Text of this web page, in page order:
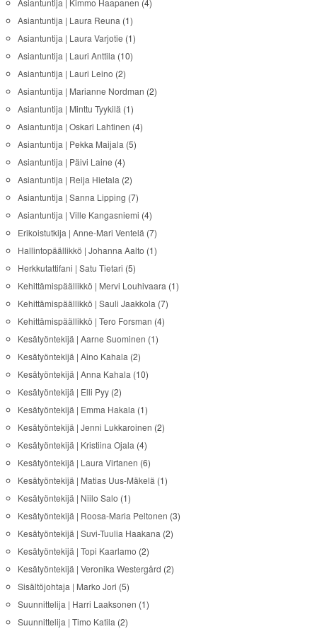
Asiantuntija | Kimmo Haapanen (4)
Asiantuntija | Laura Reuna (1)
Asiantuntija | Laura Varjotie (1)
Asiantuntija | Lauri Anttila (10)
Asiantuntija | Lauri Leino (2)
Asiantuntija | Marianne Nordman (2)
Asiantuntija | Minttu Tyykilä (1)
Asiantuntija | Oskari Lahtinen (4)
Asiantuntija | Pekka Maijala (5)
Asiantuntija | Päivi Laine (4)
Asiantuntija | Reija Hietala (2)
Asiantuntija | Sanna Lipping (7)
Asiantuntija | Ville Kangasniemi (4)
Erikoistutkija | Anne-Mari Ventelä (7)
Hallintopäällikkö | Johanna Aalto (1)
Herkkutattifani | Satu Tietari (5)
Kehittämispäällikkö | Mervi Louhivaara (1)
Kehittämispäällikkö | Sauli Jaakkola (7)
Kehittämispäällikkö | Tero Forsman (4)
Kesätyöntekijä | Aarne Suominen (1)
Kesätyöntekijä | Aino Kahala (2)
Kesätyöntekijä | Anna Kahala (10)
Kesätyöntekijä | Elli Pyy(2)
Kesätyöntekijä | Emma Hakala (1)
Kesätyöntekijä | Jenni Lukkaroinen (2)
Kesätyöntekijä | Kristiina Ojala (4)
Kesätyöntekijä | Laura Virtanen (6)
Kesätyöntekijä | Matias Uus-Mäkelä (1)
Kesätyöntekijä | Niilo Salo (1)
Kesätyöntekijä | Roosa-Maria Peltonen (3)
Kesätyöntekijä | Suvi-Tuulia Haakana (2)
Kesätyöntekijä | Topi Kaarlamo (2)
Kesätyöntekijä | Veronika Westergård (2)
Sisältöjohtaja | Marko Jori (5)
Suunnittelija | Harri Laaksonen (1)
Suunnittelija | Timo Katila (2)